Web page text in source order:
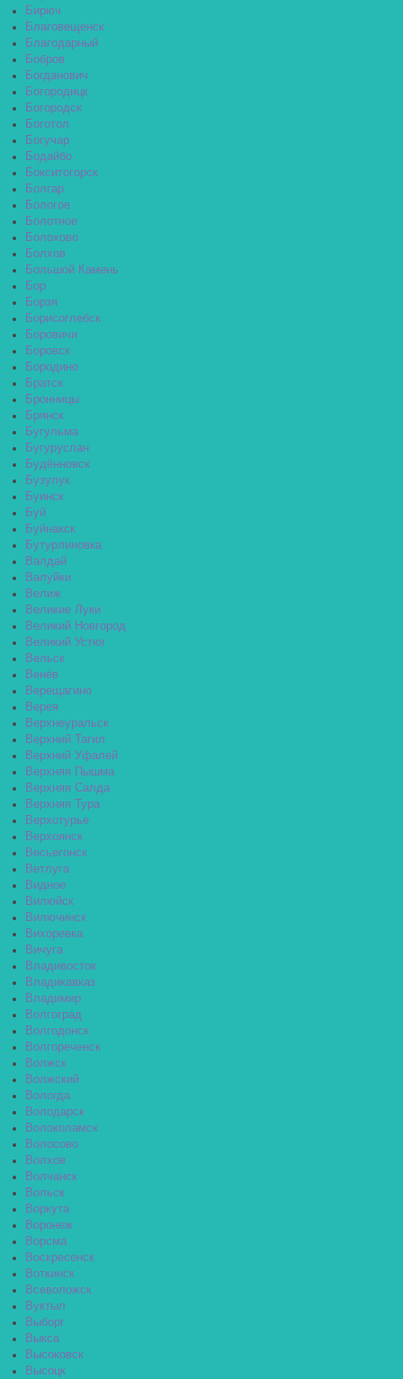
Бирюч
Благовещенск
Благодарный
Бобров
Богданович
Богородицк
Богородск
Боготол
Богучар
Бодайбо
Бокситогорск
Болгар
Бологое
Болотное
Болохово
Болхов
Большой Камень
Бор
Борзя
Борисоглебск
Боровичи
Боровск
Бородино
Братск
Бронницы
Брянск
Бугульма
Бугуруслан
Будённовск
Бузулук
Буинск
Буй
Буйнакск
Бутурлиновка
Валдай
Валуйки
Велиж
Великие Луки
Великий Новгород
Великий Устюг
Вельск
Венёв
Верещагино
Верея
Верхнеуральск
Верхний Тагил
Верхний Уфалей
Верхняя Пышма
Верхняя Салда
Верхняя Тура
Верхотурье
Верхоянск
Весьегонск
Ветлуга
Видное
Вилюйск
Вилючинск
Вихоревка
Вичуга
Владивосток
Владикавказ
Владимир
Волгоград
Волгодонск
Волгореченск
Волжск
Волжский
Вологда
Володарск
Волоколамск
Волосово
Волхов
Волчанск
Вольск
Воркута
Воронеж
Ворсма
Воскресенск
Воткинск
Всеволожск
Вуктыл
Выборг
Выкса
Высоковск
Высоцк